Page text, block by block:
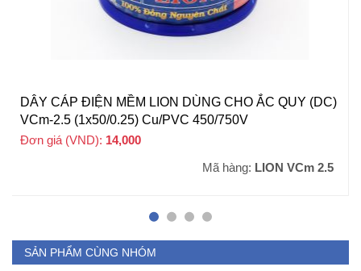
DÂY CÁP ĐIỆN MỀM LION DÙNG CHO ẮC QUY (DC)
VCm-2.5 (1x50/0.25) Cu/PVC 450/750V
Đơn giá (VND): 14,000
Mã hàng: LION VCm 2.5
SẢN PHẨM CÙNG NHÓM